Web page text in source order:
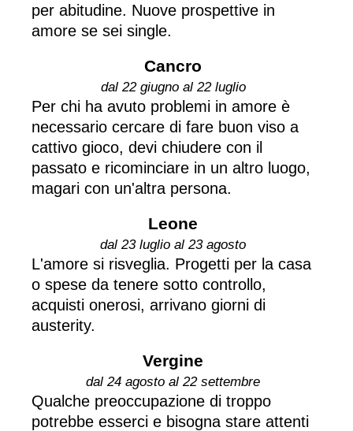
per abitudine. Nuove prospettive in
amore se sei single.
Cancro
dal 22 giugno al 22 luglio
Per chi ha avuto problemi in amore è
necessario cercare di fare buon viso a
cattivo gioco, devi chiudere con il
passato e ricominciare in un altro luogo,
magari con un'altra persona.
Leone
dal 23 luglio al 23 agosto
L'amore si risveglia. Progetti per la casa
o spese da tenere sotto controllo,
acquisti onerosi, arrivano giorni di
austerity.
Vergine
dal 24 agosto al 22 settembre
Qualche preoccupazione di troppo
potrebbe esserci e bisogna stare attenti